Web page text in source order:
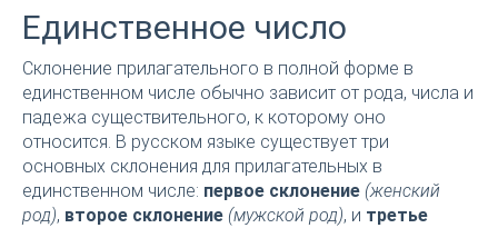
Единственное число
Склонение прилагательного в полной форме в
единственном числе обычно зависит от рода, числа и
падежа существительного, к которому оно
относится. В русском языке существует три
основных склонения для прилагательных в
единственном числе: первое склонение (женский
род), второе склонение (мужской род), и третье